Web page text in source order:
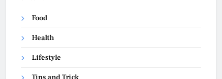
Food
Health
Lifestyle